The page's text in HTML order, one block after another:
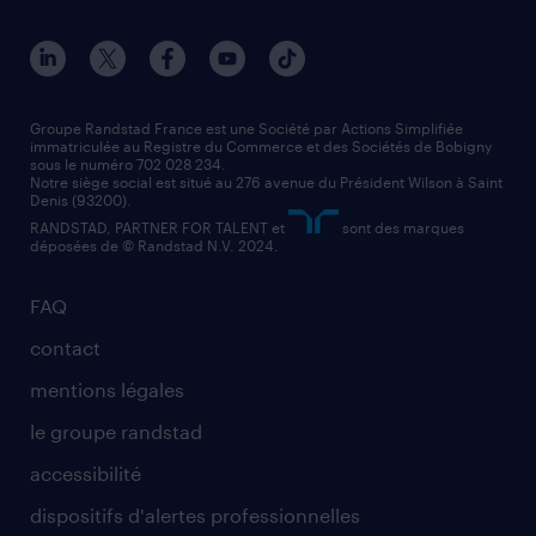
manutentionnaire
assistant administratif
comptable
contact entreprise
faq intérim / recrutement
nos agences par ville
nos agences par région
nos cabinets de recrutement
FAQ
contact
mentions légales
le groupe randstad
accessibilité
dispositifs d'alertes professionnelles
Groupe Randstad France est une Société par Actions Simplifiée
immatriculée au Registre du Commerce et des Sociétés de Bobigny
sous le numéro 702 028 234.
Notre siège social est situé au 276 avenue du Président Wilson à Saint
Denis (93200).
RANDSTAD, PARTNER FOR TALENT et
sont des marques
déposées de © Randstad N.V. 2024.